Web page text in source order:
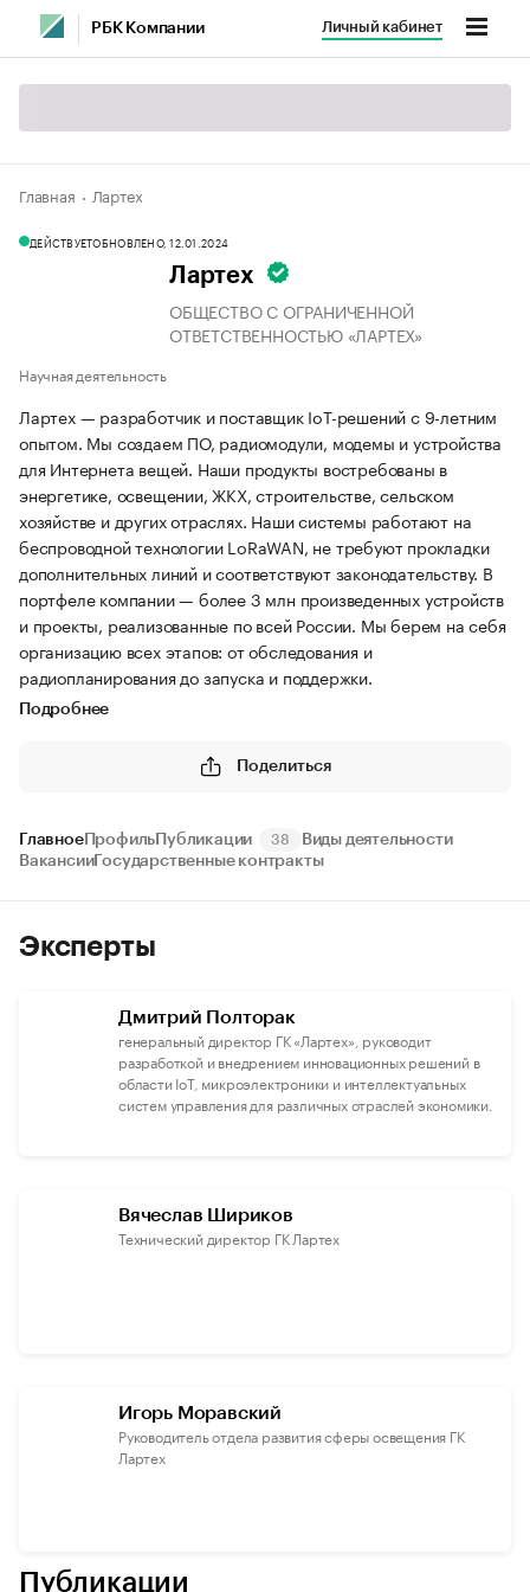
РБК Компании Личный кабинет
Главная Лартех
ДЕЙСТВУЕТОБНОВЛЕНО, 12.01.2024
Лартех
ОБЩЕСТВО С ОГРАНИЧЕННОЙ
ОТВЕТСТВЕННОСТЬЮ «ЛАРТЕХ»
Научная деятельность
Лартех — разработчик и поставщик IoT-решений с 9-летним
опытом. Мы создаем ПО, радиомодули, модемы и устройства
для Интернета вещей. Наши продукты востребованы в
энергетике, освещении, ЖКХ, строительстве, сельском
хозяйстве и других отраслях. Наши системы работают на
беспроводной технологии LoRaWAN, не требуют прокладки
дополнительных линий и соответствуют законодательству. В
портфеле компании — более 3 млн произведенных устройств
и проекты, реализованные по всей России. Мы берем на себя
организацию всех этапов: от обследования и
радиопланирования до запуска и поддержки.
Подробнее
Поделиться
ГлавноеПрофиль Публикации 38
Виды деятельности
ВакансииГосударственные контракты
Эксперты
Дмитрий Полторак
генеральный директор ГК «Лартех», руководит
разработкой и внедрением инновационных решений в
области IoT, микроэлектроники и интеллектуальных
систем управления для различных отраслей экономики.
Вячеслав Шириков
Технический директор ГК Лартех
Игорь Моравский
Руководитель отдела развития сферы освещения ГК
Лартех
Публикации